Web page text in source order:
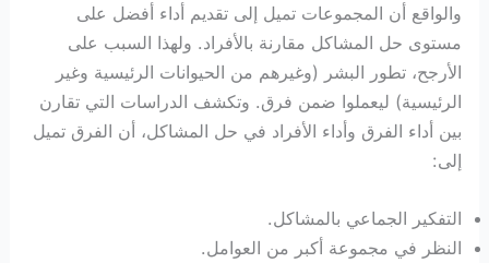
والواقع أن المجموعات تميل إلى تقديم أداء أفضل على
مستوى حل المشاكل مقارنة بالأفراد. ولهذا السبب على
الأرجح، تطور البشر (وغيرهم من الحيوانات الرئيسية وغير
الرئيسية) ليعملوا ضمن فرق. وتكشف الدراسات التي تقارن
بين أداء الفرق وأداء الأفراد في حل المشاكل، أن الفرق تميل
إلى:
التفكير الجماعي بالمشاكل.
النظر في مجموعة أكبر من العوامل.